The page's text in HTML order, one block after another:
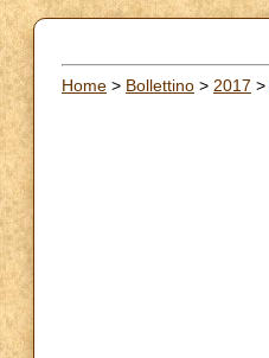
Home > Bollettino > 2017 >